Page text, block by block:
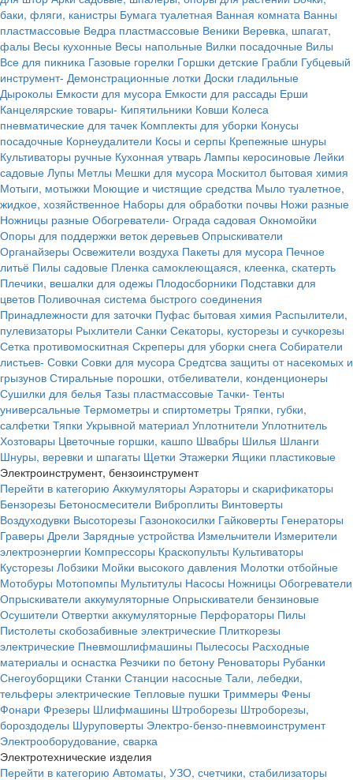
баки, фляги, канистры Бумага туалетная Ванная комната Ванны
пластмассовые Ведра пластмассовые Веники Веревка, шпагат,
фалы Весы кухонные Весы напольные Вилки посадочные Вилы
Все для пикника Газовые горелки Горшки детские Грабли Губцевый
инструмент- Демонстрационные лотки Доски гладильные
Дыроколы Емкости для мусора Емкости для рассады Ерши
Канцелярские товары- Кипятильники Ковши Колеса
пневматические для тачек Комплекты для уборки Конусы
посадочные Корнеудалители Косы и серпы Крепежные шнуры
Культиваторы ручные Кухонная утварь Лампы керосиновые Лейки
садовые Лупы Метлы Мешки для мусора Москитол бытовая химия
Мотыги, мотыжки Моющие и чистящие средства Мыло туалетное,
жидкое, хозяйственное Наборы для обработки почвы Ножи разные
Ножницы разные Обогреватели- Ограда садовая Окномойки
Опоры для поддержки веток деревьев Опрыскиватели
Органайзеры Освежители воздуха Пакеты для мусора Печное
литьё Пилы садовые Пленка самоклеющаяся, клеенка, скатерть
Плечики, вешалки для одежы Плодосборники Подставки для
цветов Поливочная система быстрого соединения
Принадлежности для заточки Пуфас бытовая химия Распылители,
пулевизаторы Рыхлители Санки Секаторы, кусторезы и сучкорезы
Сетка противомоскитная Скреперы для уборки снега Собиратели
листьев- Совки Совки для мусора Средтсва защиты от насекомых и
грызунов Стиральные порошки, отбеливатели, конденционеры
Сушилки для белья Тазы пластмассовые Тачки- Тенты
универсальные Термометры и спиртометры Тряпки, губки,
салфетки Тяпки Укрывной материал Уплотнители Уплотнитель
Хозтовары Цветочные горшки, кашпо Швабры Шилья Шланги
Шнуры, веревки и шпагаты Щетки Этажерки Ящики пластиковые
Электроинструмент, бензоинструмент
Перейти в категорию Аккумуляторы Аэраторы и скарификаторы
Бензорезы Бетоносмесители Виброплиты Винтоверты
Воздуходувки Высоторезы Газонокосилки Гайковерты Генераторы
Граверы Дрели Зарядные устройства Измельчители Измерители
электроэнергии Компрессоры Краскопульты Культиваторы
Кусторезы Лобзики Мойки высокого давления Молотки отбойные
Мотобуры Мотопомпы Мультитулы Насосы Ножницы Обогреватели
Опрыскиватели аккумуляторные Опрыскиватели бензиновые
Осушители Отвертки аккумуляторные Перфораторы Пилы
Пистолеты скобозабивные электрические Плиткорезы
электрические Пневмошлифмашины Пылесосы Расходные
материалы и оснастка Резчики по бетону Реноваторы Рубанки
Снегоуборщики Станки Станции насосные Тали, лебедки,
тельферы электрические Тепловые пушки Триммеры Фены
Фонари Фрезеры Шлифмашины Штроборезы Штроборезы,
бороздоделы Шуруповерты Электро-бензо-пневмоинструмент
Электрооборудование, сварка
Электротехнические изделия
Перейти в категорию Автоматы, УЗО, счетчики, стабилизаторы